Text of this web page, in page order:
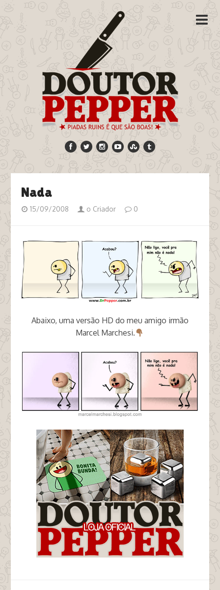
Nada
15/09/2008 o Criador 0
Abaixo, uma versão HD do meu amigo irmão
Marcel Marchesi.